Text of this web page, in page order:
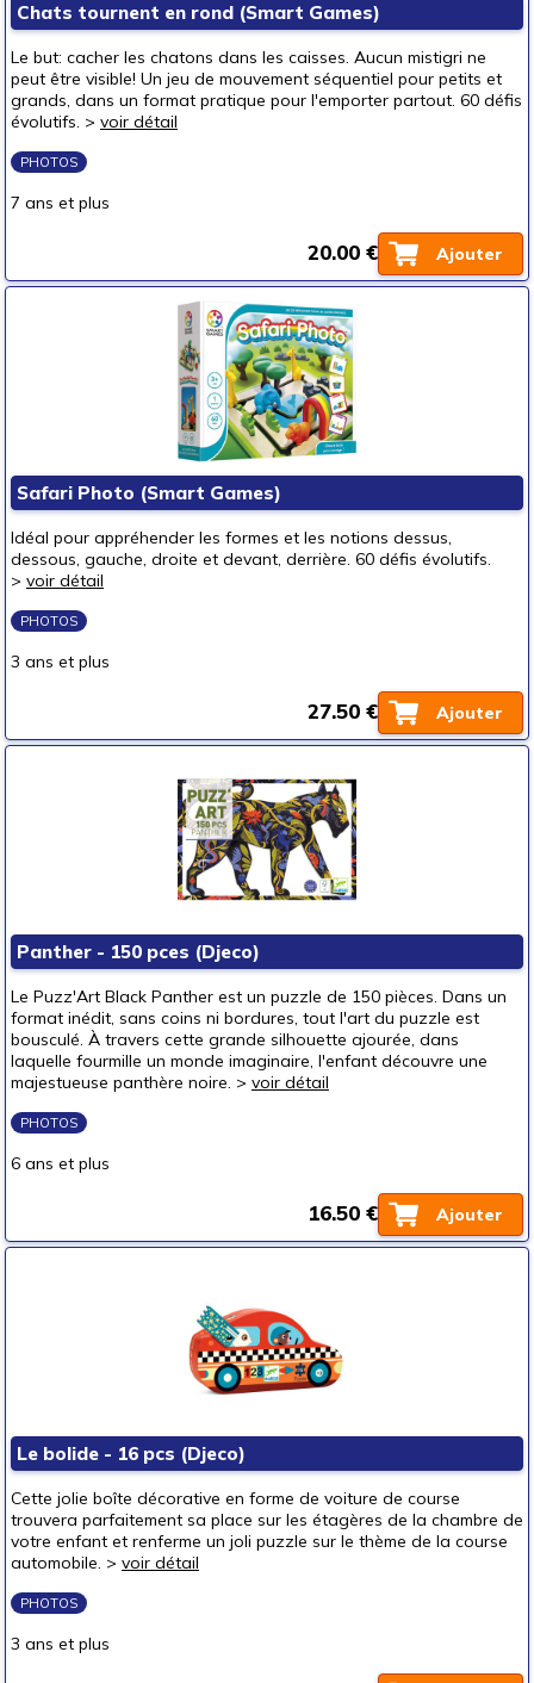
Chats tournent en rond (Smart Games)
Le but: cacher les chatons dans les caisses. Aucun mistigri ne
peut être visible! Un jeu de mouvement séquentiel pour petits et
grands, dans un format pratique pour l'emporter partout. 60 défis
évolutifs. > voir détail
PHOTOS
7 ans et plus
Ajouter
20.00 €
Safari Photo (Smart Games)
Idéal pour appréhender les formes et les notions dessus,
dessous, gauche, droite et devant, derrière. 60 défis évolutifs.
> voir détail
PHOTOS
3 ans et plus
Ajouter
27.50 €
Panther - 150 pces (Djeco)
Le Puzz'Art Black Panther est un puzzle de 150 pièces. Dans un
format inédit, sans coins ni bordures, tout l'art du puzzle est
bousculé. À travers cette grande silhouette ajourée, dans
laquelle fourmille un monde imaginaire, l'enfant découvre une
majestueuse panthère noire. > voir détail
PHOTOS
6 ans et plus
Ajouter
16.50 €
Le bolide - 16 pcs (Djeco)
Cette jolie boîte décorative en forme de voiture de course
trouvera parfaitement sa place sur les étagères de la chambre de
votre enfant et renferme un joli puzzle sur le thème de la course
automobile. > voir détail
PHOTOS
3 ans et plus